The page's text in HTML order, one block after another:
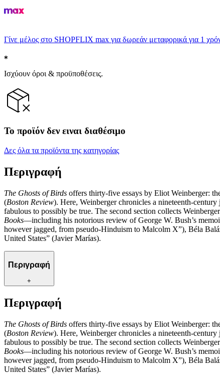
Γίνε μέλος στο SHOPFLIX max για δωρεάν μεταφορικά για 1
Ισχύουν όροι & προϋποθέσεις.
Το προϊόν δεν ειναι διαθέσιμο
Δες όλα τα προϊόντα της κατηγορίας
Περιγραφή
The Ghosts of Birds offers thirty-five essays by Eliot Weinberger:
(Boston Review). Here, Weinberger chronicles a nineteenth-
fabulous to possibly be true. The second section collects
Books—including his notorious review of George W. Bush’s
however jagged, from pseudo-Hinduism to Malcolm X”), Béla
United States” (Javier Marías).
Περιγραφή
+
Περιγραφή
The Ghosts of Birds offers thirty-five essays by Eliot Weinberger:
(Boston Review). Here, Weinberger chronicles a nineteenth-
fabulous to possibly be true. The second section collects
Books—including his notorious review of George W. Bush’s
however jagged, from pseudo-Hinduism to Malcolm X”), Béla
United States” (Javier Marías).